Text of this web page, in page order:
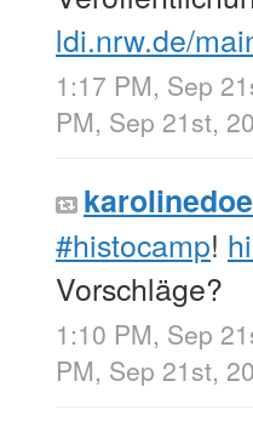
ldi.nrw.de/
1:17 PM, Sep
PM, Sep 21st,
#histocamp!
Vorschläge?
1:10 PM, Sep
PM, Sep 21st,